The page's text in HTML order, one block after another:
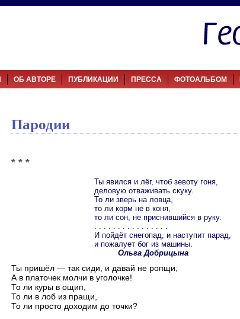
ОБ АВТОРЕ ПУБЛИКАЦИИ ПРЕССА ФОТОАЛЬБОМ
Пародии
* * *
Ты явился и лёг, чтоб зевоту гоня,
деловую отваживать скуку.
То ли зверь на ловца,
то ли корм не в коня,
то ли сон, не приснившийся в руку.
И пойдёт снегопад, и наступит парад,
и пожалует бог из машины.
Ольга Добрицына
Ты пришёл — так сиди, и давай не ропщи,
А в платочек молчи в уголочке!
То ли куры в ощип,
То ли в лоб из пращи,
То ли просто доходим до точки?